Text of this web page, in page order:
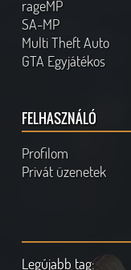
rageMP
SA-MP
Multi Theft Auto
GTA Egyjátékos
FELHASZNÁLÓ
Profilom
Privát üzenetek
Legújabb tag: